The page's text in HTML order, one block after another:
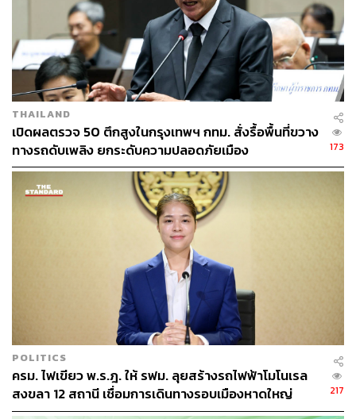
ปัจจุบันประเทศไทยมีจุดตัดทางรถไฟกับถนนรวมกันทั้งหมด
ประมาณ 2,632 – 2,639 แห่งทั่วประเทศ ซึ่งแบ่งออกเป็น 3
รูปแบบหลักๆ คือ รูปแบบแรกคือจุดตัดเสมอระดับดิน หรือทาง
ผ่านราบที่มีเครื่องกั้น ป้ายจราจร หรือสัญญาณไฟเตือน รูป
แบบที่สองคือจุดตัดต่างระดับ เช่น สะพานข้ามทางรถไฟ และ
ทางลอดใต้ทางรถไฟ และรูปแบบสุดท้ายคือจุดตัดที่ไม่ได้รับ
อนุญาต หรือที่เรียกกันว่าทางลักผ่าน ซึ่งตอนนี้มีจำนวนสูงถึง
677 – 686 แห่งทั่วประเทศ ถือเป็นพื้นที่ที่มีความเสี่ยงสูงมาก
เพราะไม่มีเจ้าหน้าที่คอยเฝ้า และไม่มีอุปกรณ์ความปลอดภัย
จากข้อมูลเชิงวิศวกรรมและกายภาพ ปัจจัยที่ทำให้ทางลัก
ผ่านเสี่ยงเกิดอุบัติเหตุสูงกว่าจุดตัดประเภทอื่นมีอยู่ 4 ข้อหลักๆ
ข้อแรกคือการขาดอุปกรณ์อำนวยความปลอดภัย เพราะทาง
ลักผ่านไม่ใช่ทางที่ได้รับอนุญาตอย่างถูกต้อง จึงไม่มีการติด
ตั้งเครื่องกั้นถนน ป้ายจราจรเตือน หรือสัญญาณไฟวับวาบ
ข้อต่อมาคือไม่มีเจ้าหน้าที่เฝ้าระวัง คอยทำหน้าที่ให้สัญญาณ
ข้อที่สามคือเรื่องข้อจำกัดด้านทัศนวิสัย บริเวณทางลักผ่าน
มักจะมีสภาพทางกายภาพที่ไม่พร้อม เช่น มีต้นไม้ขึ้นหนาทึบ
มีสิ่งปลูกสร้างบดบังสายตา อยู่ตรงช่วงทางโค้ง หรือเป็นจุดอับ
สายตา ทำให้คนที่ขับรถมีระยะการมองเห็นรถไฟไม่พอ โดย
THAILAND
เปิดผลตรวจ 50 ตึกสูงในกรุงเทพฯ กทม. สั่งรื้อพื้นที่ขวาง
ทางรถดับเพลิง ยกระดับความปลอดภัยเมือง
173
POLITICS
ครม. ไฟเขียว พ.ร.ฎ. ให้ รฟม. ลุยสร้างรถไฟฟ้าโมโนเรล
สงขลา 12 สถานี เชื่อมการเดินทางรอบเมืองหาดใหญ่
217